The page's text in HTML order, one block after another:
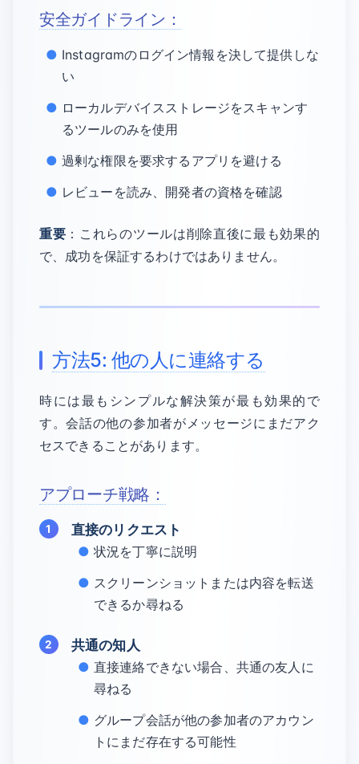
安全ガイドライン：
Instagramのログイン情報を決して提供しな
い
ローカルデバイスストレージをスキャンす
るツールのみを使用
過剰な権限を要求するアプリを避ける
レビューを読み、開発者の資格を確認
重要 ：これらのツールは削除直後に最も効果的
で、成功を保証するわけではありません。
方法5: 他の人に連絡する
時には最もシンプルな解決策が最も効果的で
す。会話の他の参加者がメッセージにまだアク
セスできることがあります。
アプローチ戦略：
直接のリクエスト
状況を丁寧に説明
スクリーンショットまたは内容を転送
できるか尋ねる
共通の知人
直接連絡できない場合、共通の友人に
尋ねる
グループ会話が他の参加者のアカウン
トにまだ存在する可能性